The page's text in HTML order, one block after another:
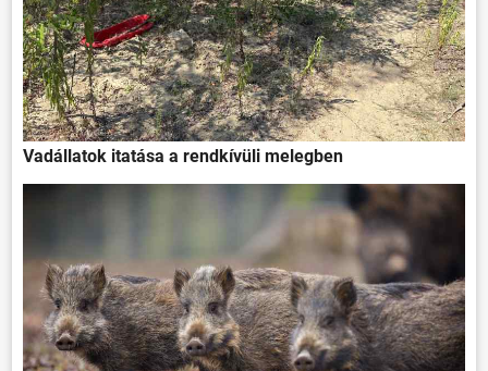
Vadállatok itatása a rendkívüli melegben